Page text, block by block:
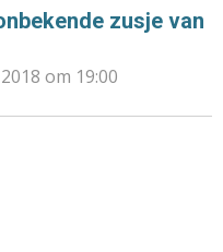
zusje van
om 19:00